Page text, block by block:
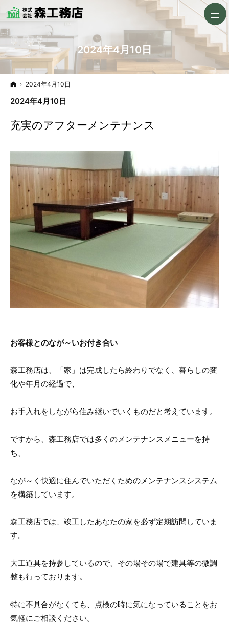
2024年4月10日
ホーム
2024年4月10日
2024年4月10日
充実のアフターメンテナンス
お客様とのなが～いお付き合い
森工務店は、「家」は完成したら終わりでなく、暮らしの変
化や年月の経過で、
お手入れをしながら住み継いでいくものだと考えています。
ですから、森工務店では多くのメンテナンスメニューを持
ち、
なが～く快適に住んでいただくためのメンテナンスシステム
を構築しています。
森工務店では、竣工したあなたの家を必ず定期訪問していま
す。
大工道具を持参しているので、その場その場で建具等の微調
整も行っております。
特に不具合がなくても、点検の時に気になっていることをお
気軽にご相談ください。